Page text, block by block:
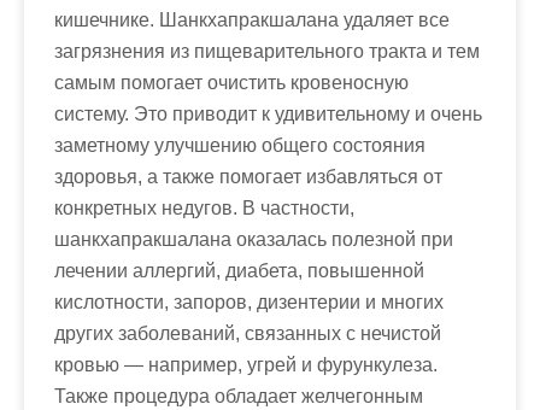
кишечнике. Шанкхапракшалана удаляет все
загрязнения из пищеварительного тракта и тем
самым помогает очистить кровеносную
систему. Это приводит к удивительному и очень
заметному улучшению общего состояния
здоровья, а также помогает избавляться от
конкретных недугов. В частности,
шанкхапракшалана оказалась полезной при
лечении аллергий, диабета, повышенной
кислотности, запоров, дизентерии и многих
других заболеваний, связанных с нечистой
кровью — например, угрей и фурункулеза.
Также процедура обладает желчегонным